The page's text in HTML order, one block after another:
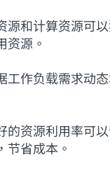
源和计算资源可以
资源。
工作负载需求动
的资源利用率可
节省成本。